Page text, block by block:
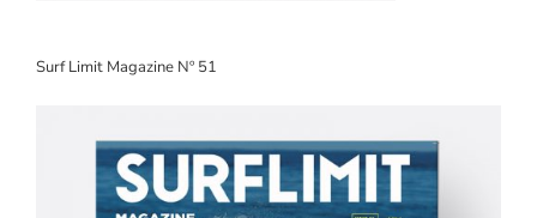
Surf Limit Magazine Nº 51